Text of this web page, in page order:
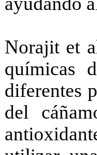
Norajit et
químicas
diferentes
del